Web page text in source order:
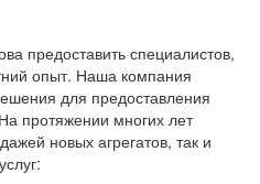
предоставить специалистов,
опыт. Наша компания
для предоставления
протяжении многих лет
новых агрегатов, так и